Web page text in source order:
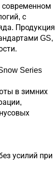
современном
с
Продукция
GS,
Series
в зимних
усилий при